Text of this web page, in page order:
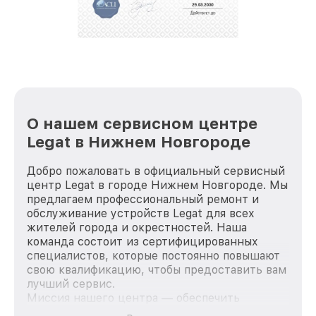
репутацию. Мы постоянно совершенствуемся и
О нашем сервисном центре
Legat в Нижнем Новгороде
Добро пожаловать в официальный сервисный
центр Legat в городе Нижнем Новгороде. Мы
предлагаем профессиональный ремонт и
обслуживание устройств Legat для всех
жителей города и окрестностей. Наша
команда состоит из сертифицированных
специалистов, которые постоянно повышают
свою квалификацию, чтобы предоставить вам
лучший сервис.
Миссия нашего центра — обеспечить
качественный и доступный ремонт для